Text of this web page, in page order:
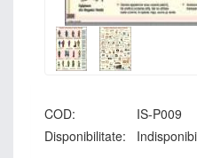
COD:
IS-P009
Disponibilitate: